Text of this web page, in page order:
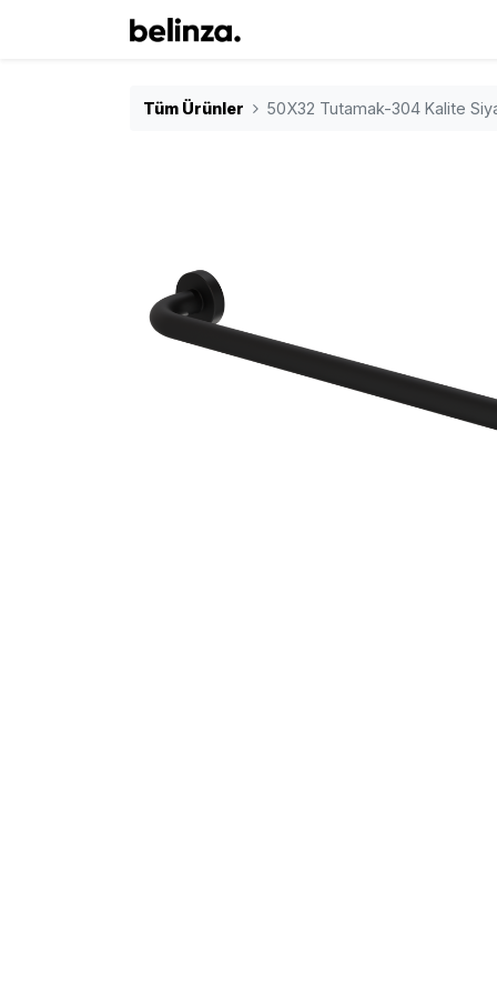
Tüm Ürünler 50X32 Tutamak-304 Kalite